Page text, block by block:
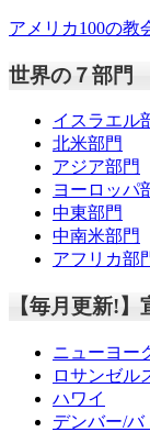
アメリカ100の教
世界の７部門
イスラエル
北米部門
アジア部門
ヨーロッパ
中東部門
中南米部門
アフリカ部
【毎月更新!
ニューヨー
ロサンゼル
ハワイ
デンバー/